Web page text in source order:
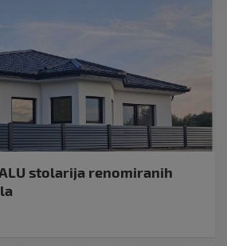
stolarija renomiranih